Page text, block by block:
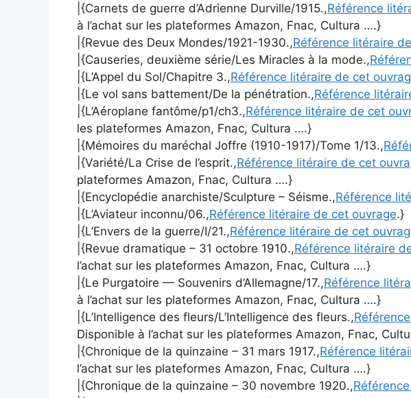
|{Carnets de guerre d’Adrienne Durville/1915.,Référence
à l’achat sur les plateformes Amazon, Fnac, Cultura ….}
|{Revue des Deux Mondes/1921-1930.,Référence litéraire
|{Causeries, deuxième série/Les Miracles à la mode.,
|{L’Appel du Sol/Chapitre 3.,Référence litéraire de cet
|{Le vol sans battement/De la pénétration.,Référence
|{L’Aéroplane fantôme/p1/ch3.,Référence litéraire de cet
les plateformes Amazon, Fnac, Cultura ….}
|{Mémoires du maréchal Joffre (1910-1917)/Tome 1/13.,
|{Variété/La Crise de l’esprit.,Référence litéraire de cet
plateformes Amazon, Fnac, Cultura ….}
|{Encyclopédie anarchiste/Sculpture – Séisme.,Référence
|{L’Aviateur inconnu/06.,Référence litéraire de cet ouvrage.}
|{L’Envers de la guerre/I/21.,Référence litéraire de cet
|{Revue dramatique – 31 octobre 1910.,Référence litéraire
l’achat sur les plateformes Amazon, Fnac, Cultura ….}
|{Le Purgatoire — Souvenirs d’Allemagne/17.,Référence
à l’achat sur les plateformes Amazon, Fnac, Cultura ….}
|{L’Intelligence des fleurs/L’Intelligence des fleurs.,
Disponible à l’achat sur les plateformes Amazon, Fnac,
|{Chronique de la quinzaine – 31 mars 1917.,Référence
l’achat sur les plateformes Amazon, Fnac, Cultura ….}
|{Chronique de la quinzaine – 30 novembre 1920.,